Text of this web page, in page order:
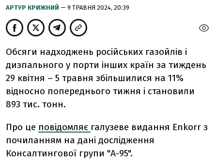
АРТУР КРИЖНИЙ — 9 ТРАВНЯ 2024, 20:39
Обсяги надходжень російських газойлів і
дизпального у порти інших країн за тиждень
29 квітня – 5 травня збільшилися на 11%
відносно попереднього тижня і становили
893 тис. тонн.
Про це повідомляє галузеве видання Enkorr з
почиланням на дані дослідження
Консалтингової групи "А-95".